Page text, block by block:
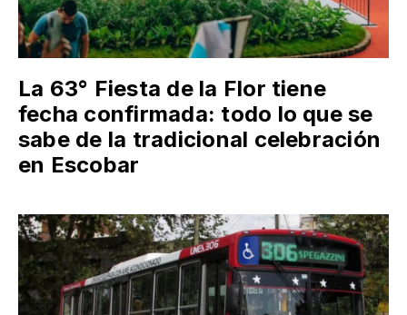
La 63° Fiesta de la Flor tiene
fecha confirmada: todo lo que se
sabe de la tradicional celebración
en Escobar